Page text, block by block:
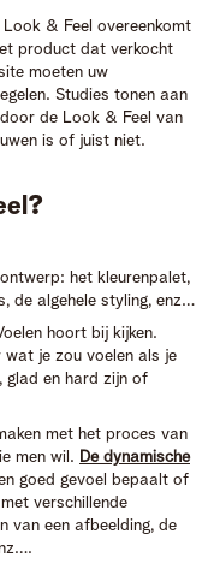
& Feel overeenkomt
product dat verkocht
moeten uw
Studies tonen aan
de Look & Feel van
is of juist niet.
het kleurenpalet,
de algehele styling, enz…
hoort bij kijken.
wat je zou voelen als je
glad en hard zijn of
met het proces van
men wil. De dynamische
goed gevoel bepaalt of
verschillende
van een afbeelding, de